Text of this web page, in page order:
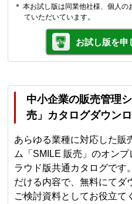
＊ 本お試し版は同業他社様、個人
ていただいています。
お試し版を申
中小企業の販売管理
売」カタログダウン
あらゆる業種に対応した販
ム「SMILE 販売」のオンプ
ラウド版共通カタログです
だける内容で、無料にてダ
ご検討資料としてお役立て